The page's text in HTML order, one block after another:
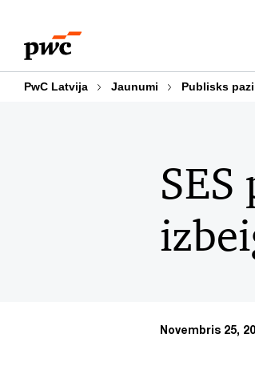
content
footer
PwC Latvija Jaunumi Publisks
Novembris 25,